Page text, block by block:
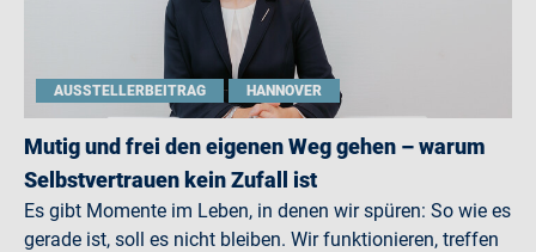
AUSSTELLERBEITRAG HANNOVER
Mutig und frei den eigenen Weg gehen – warum
Selbstvertrauen kein Zufall ist
Es gibt Momente im Leben, in denen wir spüren: So wie es
gerade ist, soll es nicht bleiben. Wir funktionieren, treffen